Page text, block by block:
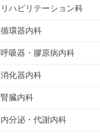
リハビリテーション科
循環器内科
呼吸器・膠原病内科
消化器内科
腎臓内科
内分泌・代謝内科